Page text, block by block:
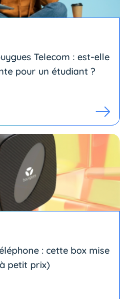
Telecom : est-elle
pour un étudiant ?
: cette box mise
petit prix)